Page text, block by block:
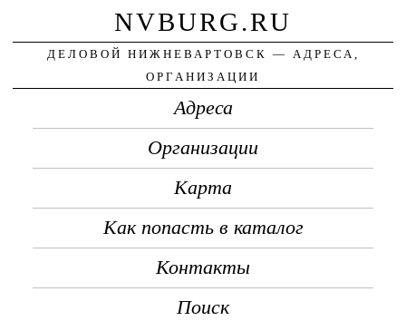
NVBURG.RU
ДЕЛОВОЙ НИЖНЕВАРТОВСК — АДРЕСА,
ОРГАНИЗАЦИИ
Адреса
Организации
Карта
Как попасть в каталог
Контакты
Поиск